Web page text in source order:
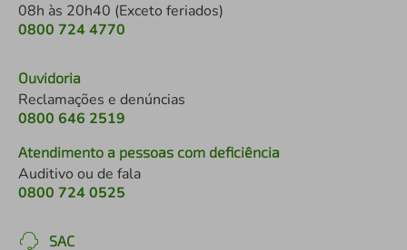
08h às 20h40 (Exceto feriados)
0800 724 4770
Ouvidoria
Reclamações e denúncias
0800 646 2519
Atendimento a pessoas com deficiência
Auditivo ou de fala
0800 724 0525
SAC